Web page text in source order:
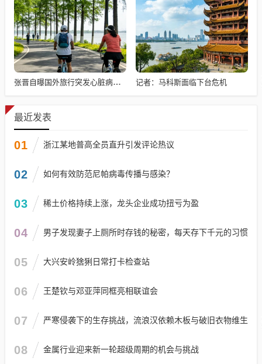
张晋自曝国外旅行突发心脏病险丧命 记者：马科斯面临下台危机
最近发表
01 浙江某地普高全员直升引发评论热议
02 如何有效防范尼帕病毒传播与感染？
03 稀土价格持续上涨，龙头企业成功扭亏为盈
04 男子发现妻子上厕所时存钱的秘密，每天存下千元的习惯
05 大兴安岭猞猁日常打卡检查站
06 王楚钦与邓亚萍同框亮相联谊会
07 严寒侵袭下的生存挑战，流浪汉依赖木板与破旧衣物维生
08 金属行业迎来新一轮超级周期的机会与挑战